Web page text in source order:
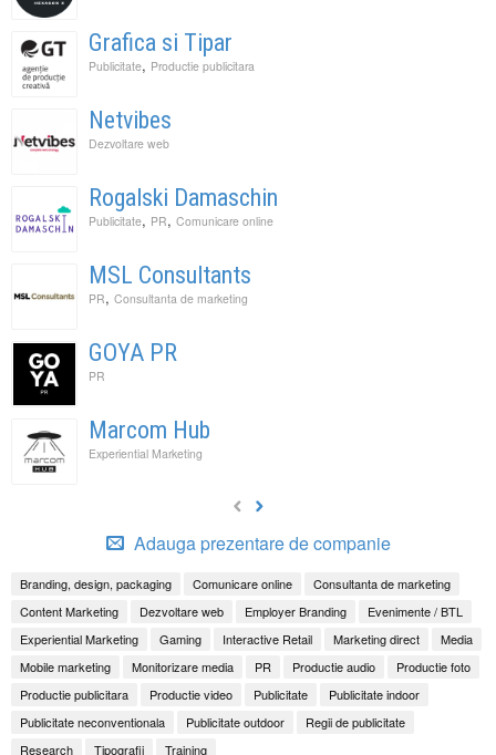
Grafica si Tipar
Publicitate, Productie publicitara
Netvibes
Dezvoltare web
Rogalski Damaschin
Publicitate, PR, Comunicare online
MSL Consultants
PR, Consultanta de marketing
GOYA PR
PR
Marcom Hub
Experiential Marketing
Adauga prezentare de companie
Branding, design, packaging Comunicare online
Consultanta de marketing
Content Marketing
Dezvoltare web Employer Branding
Evenimente / BTL
Experiential Marketing
Gaming Interactive Retail Marketing direct
Media
Mobile marketing
Monitorizare media PR Productie audio
Productie foto
Productie publicitara
Productie video Publicitate
Publicitate indoor
Publicitate neconventionala
Publicitate outdoor
Regii de publicitate
Research
Tipografii Training